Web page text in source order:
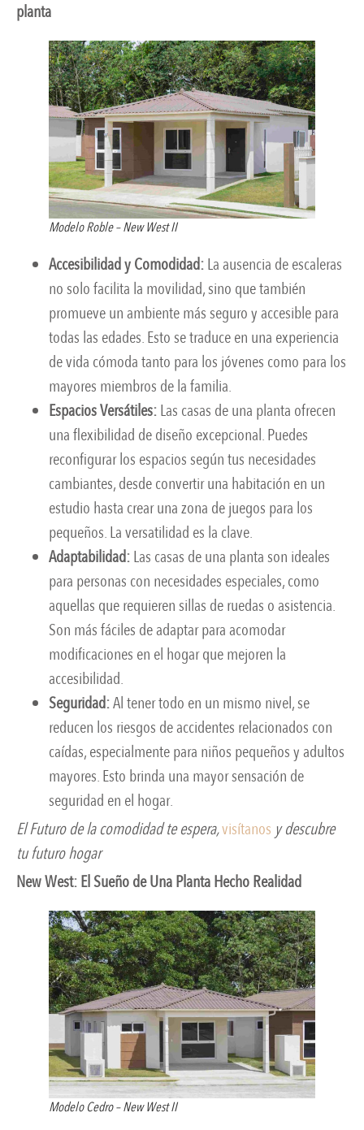
planta
Modelo Roble – New West II
Accesibilidad y Comodidad:La ausencia de escaleras
no solo facilita la movilidad, sino que también
promueve un ambiente más seguro y accesible para
todas las edades. Esto se traduce en una experiencia
de vida cómoda tanto para los jóvenes como para los
mayores miembros de la familia.
Espacios Versátiles:Las casas de una planta ofrecen
una flexibilidad de diseño excepcional. Puedes
reconfigurar los espacios según tus necesidades
cambiantes, desde convertir una habitación en un
estudio hasta crear una zona de juegos para los
pequeños. La versatilidad es la clave.
Adaptabilidad:Las casas de una planta son ideales
para personas con necesidades especiales, como
aquellas que requieren sillas de ruedas o asistencia.
Son más fáciles de adaptar para acomodar
modificaciones en el hogar que mejoren la
accesibilidad.
Seguridad:Al tener todo en un mismo nivel, se
reducen los riesgos de accidentes relacionados con
caídas, especialmente para niños pequeños y adultos
mayores. Esto brinda una mayor sensación de
seguridad en el hogar.
El Futuro de la comodidad te espera,visítanos y descubre
tu futuro hogar
New West: El Sueño de Una Planta Hecho Realidad
Modelo Cedro – New West II